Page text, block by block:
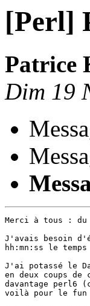
[Perl]
Patrice
Dim 19
Merci à tous :
J'avais besoin
hh:mn:ss le
J'ai potassé le
en deux coups
davantage
voilà pour le